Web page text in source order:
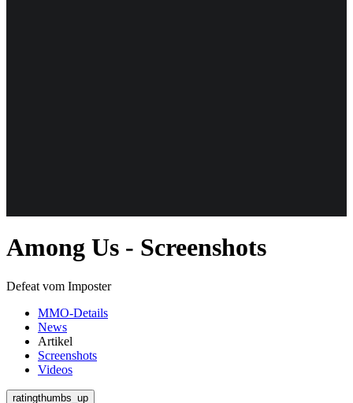
Among Us - Screenshots
Defeat vom Imposter
MMO-Details
News
Artikel
Screenshots
Videos